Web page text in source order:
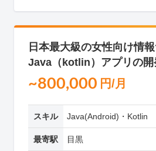
日本最大級の女性向け情
Java（kotlin）アプリの開
~800,000 円/月
スキル Java(Android)・Kotlin
最寄駅 目黒